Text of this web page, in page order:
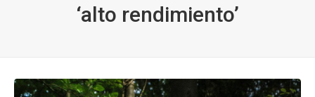
‘alto rendimiento’